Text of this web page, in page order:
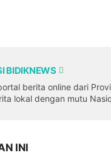
BIDIKNEWS
berita online dari
lokal dengan mutu
INI